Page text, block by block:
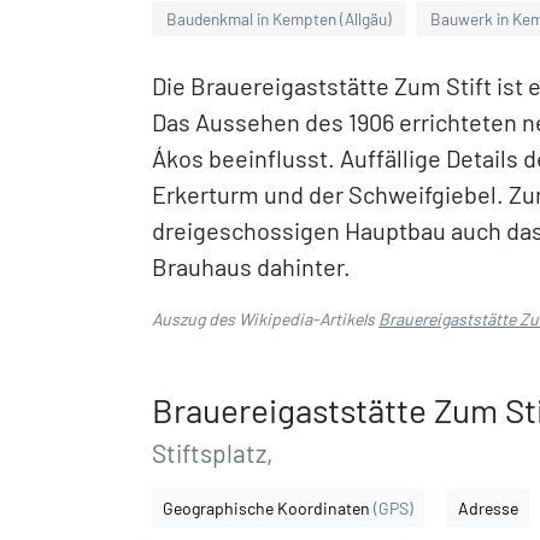
Baudenkmal in Kempten (Allgäu) Bauwerk in
Die Brauereigaststätte Zum Stift ist
Das Aussehen des 1906 errichteten
Ákos beeinflusst. Auffällige Details
Erkerturm und der Schweifgiebel.
dreigeschossigen Hauptbau auch
Brauhaus dahinter.
Auszug des Wikipedia-ArtikelsBrauereigaststätte
Brauereigaststätte Zum
Stiftsplatz,
Geographische Koordinaten (GPS) Adresse